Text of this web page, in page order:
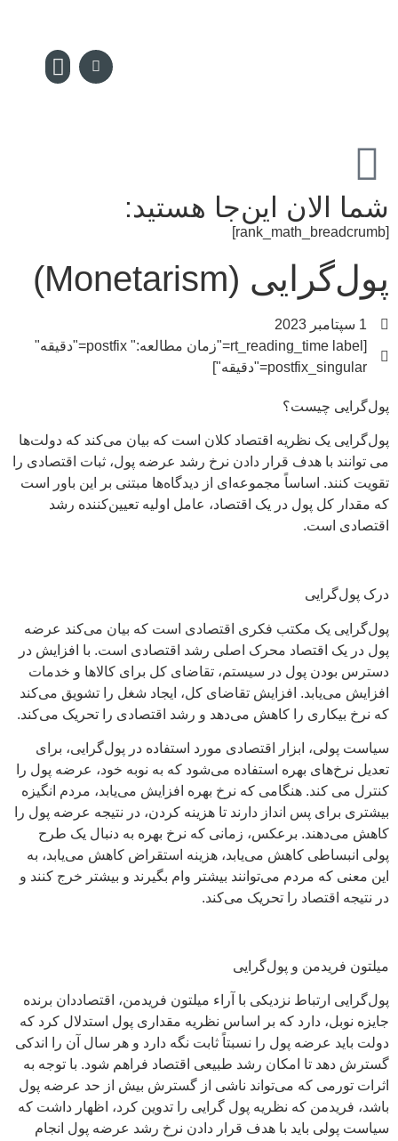
شما الان این‌جا هستید:
[rank_math_breadcrumb]
پول‌گرایی (Monetarism)
1 سپتامبر 2023
[rt_reading_time label="زمان مطالعه:" postfix="دقیقه"
postfix_singular="دقیقه"]
پول‌گرایی چیست؟
پول‌گرایی یک نظریه اقتصاد کلان است که بیان می‌کند که دولت‌ها
می توانند با هدف قرار دادن نرخ رشد عرضه پول، ثبات اقتصادی را
تقویت کنند. اساساً مجموعه‌ای از دیدگاه‌ها مبتنی بر این باور است
که مقدار کل پول در یک اقتصاد، عامل اولیه تعیین‌کننده رشد
اقتصادی است.
درک پول‌گرایی
پول‌گرایی یک مکتب فکری اقتصادی است که بیان می‌کند عرضه
پول در یک اقتصاد محرک اصلی رشد اقتصادی است. با افزایش در
دسترس بودن پول در سیستم، تقاضای کل برای کالاها و خدمات
افزایش می‌یابد. افزایش تقاضای کل، ایجاد شغل را تشویق می‌کند
که نرخ بیکاری را کاهش می‌دهد و رشد اقتصادی را تحریک می‌کند.
سیاست پولی، ابزار اقتصادی مورد استفاده در پول‌گرایی، برای
تعدیل نرخ‌های بهره استفاده می‌شود که به نوبه خود، عرضه پول را
کنترل می کند. هنگامی که نرخ بهره افزایش می‌یابد، مردم انگیزه
بیشتری برای پس انداز دارند تا هزینه کردن، در نتیجه عرضه پول را
کاهش می‌دهند. برعکس، زمانی که نرخ بهره به دنبال یک طرح
پولی انبساطی کاهش می‌یابد، هزینه استقراض کاهش می‌یابد، به
این معنی که مردم می‌توانند بیشتر وام بگیرند و بیشتر خرج کنند و
در نتیجه اقتصاد را تحریک می‌کند.
میلتون فریدمن و پول‌گرایی
پول‌گرایی ارتباط نزدیکی با آراء میلتون فریدمن، اقتصاددان برنده
جایزه نوبل، دارد که بر اساس نظریه مقداری پول استدلال کرد که
دولت باید عرضه پول را نسبتاً ثابت نگه دارد و هر سال آن را اندکی
گسترش دهد تا امکان رشد طبیعی اقتصاد فراهم شود. با توجه به
اثرات تورمی که می‌تواند ناشی از گسترش بیش از حد عرضه پول
باشد، فریدمن که نظریه پول گرایی را تدوین کرد، اظهار داشت که
سیاست پولی باید با هدف قرار دادن نرخ رشد عرضه پول انجام